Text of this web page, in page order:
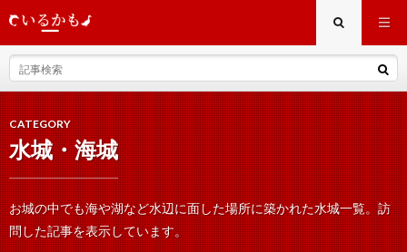
CATEGORY
水城・海城
お城の中でも海や湖など水辺に面した場所に築かれた水城一覧。訪
問した記事を表示しています。